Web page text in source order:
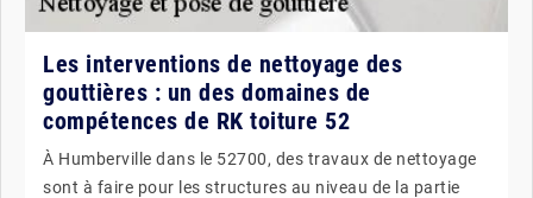
Les interventions de nettoyage des
gouttières : un des domaines de
compétences de RK toiture 52
À Humberville dans le 52700, des travaux de nettoyage
sont à faire pour les structures au niveau de la partie